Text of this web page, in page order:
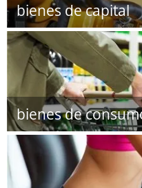
bienes de capital
bienes de